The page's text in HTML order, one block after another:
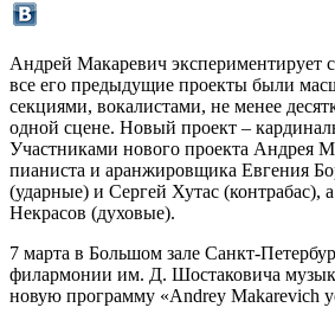
Андрей Макаревич экспериментирует
все его предыдущие проекты были
секциями, вокалистами, не менее
одной сцене. Новый проект –
Участниками нового проекта Андрея
пианиста и аранжировщика Евгения
(ударные) и Сергей Хутас (контрабас),
Некрасов (духовые).
7 марта в Большом зале Санкт-
филармонии им. Д. Шостаковича
новую программу «Andrey Makarevich